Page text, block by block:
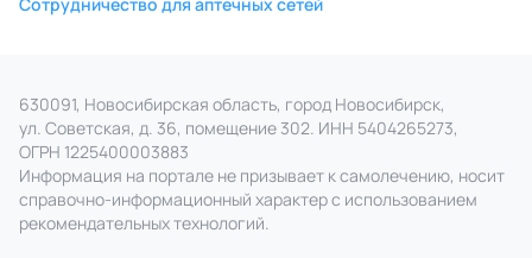
630091, Новосибирская область, город Новосибирск,
ул. Советская, д. 36, помещение 302. ИНН 5404265273,
ОГРН 1225400003883
Информация на портале не призывает к самолечению, носит
справочно‑информационный характер с использованием
рекомендательных технологий.